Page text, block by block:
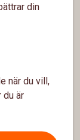
din
när du vill,
du är